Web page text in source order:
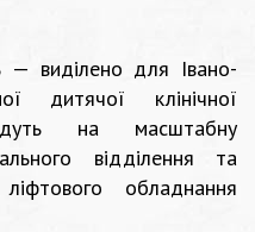
— виділено для Івано-
дитячої клінічної
на масштабну
відділення та
обладнання